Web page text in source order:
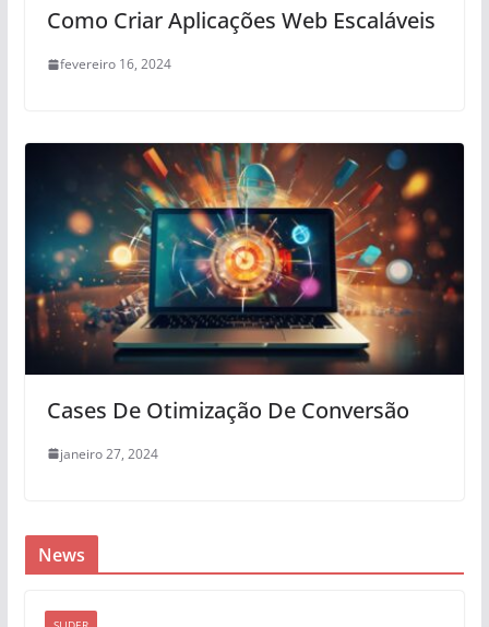
Como Criar Aplicações Web Escaláveis
fevereiro 16, 2024
Cases De Otimização De Conversão
janeiro 27, 2024
News